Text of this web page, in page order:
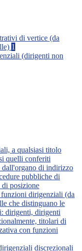
di vertice (da
1
(dirigenti non
a qualsiasi titolo
quelli conferiti
dall'organo di indirizzo
pubbliche di
di posizione
dirigenziali (da
che distinguano le
dirigenti, dirigenti
titolari di
con funzioni
discrezionali